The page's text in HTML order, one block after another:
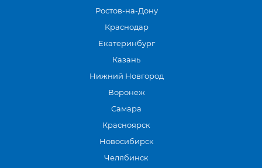
Ростов-на-Дону
Краснодар
Екатеринбург
Казань
Нижний Новгород
Воронеж
Самара
Красноярск
Новосибирск
Челябинск